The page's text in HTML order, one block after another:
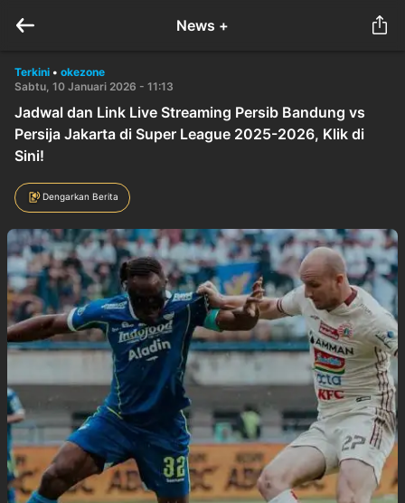
News +
Terkini • okezone
Sabtu, 10 Januari 2026 - 11:13
Jadwal dan Link Live Streaming Persib Bandung vs
Persija Jakarta di Super League 2025-2026, Klik di
Sini!
Dengarkan Berita